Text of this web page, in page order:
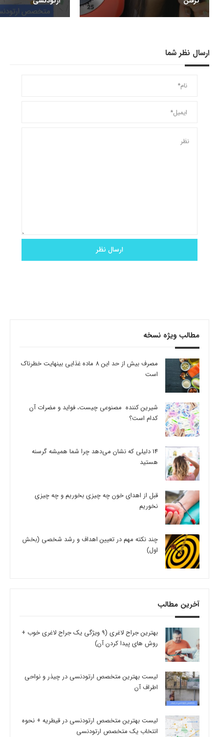
ارسال نظر شما
مطالب ویژه نسخه
مصرف بیش از حد این 8 ماده غذایی بینهایت خطرناک
است
شیرین کننده مصنوعی چیست، فواید و مضرات آن
کدام است؟
14 دلیلی که نشان می‌دهد چرا شما همیشه گرسنه
هستید
قبل از اهدای خون چه چیزی بخوریم و چه چیزی
نخوریم
چند نکته مهم در تعیین اهداف و رشد شخصی (بخش
اول)
آخرین مطالب
بهترین جراح لاغری (9 ویژگی یک جراح لاغری خوب +
روش های پیدا کردن آن)
لیست بهترین متخصص ارتودنسی در چیذر و نواحی
اطراف آن
لیست بهترین متخصص ارتودنسی در قیطریه + نحوه
انتخاب یک متخصص ارتودنسی